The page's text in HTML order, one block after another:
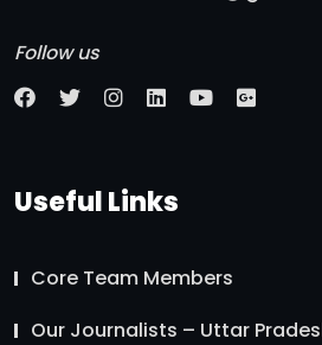
Follow us
Useful Links
Core Team Members
Our Journalists – Uttar